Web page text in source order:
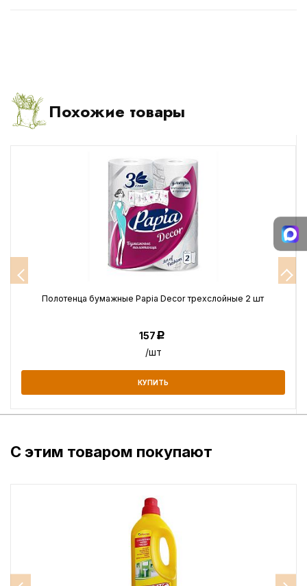
Похожие товары
Полотенца бумажные Papia Decor трехслойные 2 шт
157Р
/шт
КУПИТЬ
С этим товаром покупают